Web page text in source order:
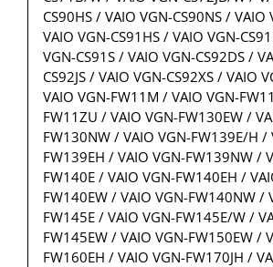
CS90HS / VAIO VGN-CS90NS / VAIO
VAIO VGN-CS91HS / VAIO VGN-
VGN-CS91S / VAIO VGN-CS92DS /
CS92JS / VAIO VGN-CS92XS / VAIO
VAIO VGN-FW11M / VAIO VGN-
FW11ZU / VAIO VGN-FW130EW /
FW130NW / VAIO VGN-FW139E/H /
FW139EH / VAIO VGN-FW139NW /
FW140E / VAIO VGN-FW140EH /
FW140EW / VAIO VGN-FW140NW /
FW145E / VAIO VGN-FW145E/W /
FW145EW / VAIO VGN-FW150EW /
FW160EH / VAIO VGN-FW170JH /